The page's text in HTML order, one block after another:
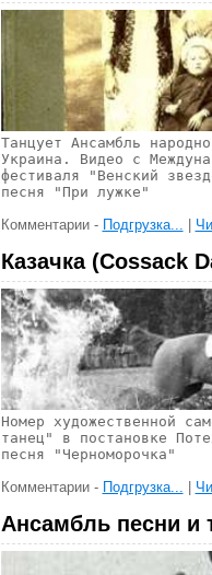
Танцует Ансамбль
Украина. Видео с
фестиваля "Венский
песня "При лужке"
Комментарии - Подгрузка...
Казачка (Cossack
Номер художественной
танец" в постановке
песня "Черноморочка"
Комментарии - Подгрузка...
Ансамбль песни и